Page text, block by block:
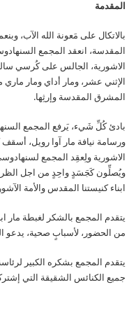
المقدمة
بالاتكال على مَعونة الله الآب،
المقدسة، انعقد المجمع
الاشورية، الجالس على كُرسي
الإثني عشر، ومار أداي ومار
المشرق المقدسة وإرثِها.
بادئ كُلِّ شَيء، يَرفع المجمع
ورسامة نيافة مار آوا رويل،
الاشورية ولِعقِد المجمع
ويُصلِّون كَجَسَدٍ واحِدٍ من اجل
ابناء كنيستنا المقدس والأمة
يتقدم المجمع بالشكر لغبطة مار
من الحضور، لأسبابٍ صحية، يدعو
يتقدم المجمع بشكره الكبير
جميع الكنائس الشقيقة التي